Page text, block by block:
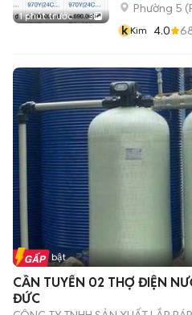
1 phút trước 3
Phường 5 (
k Kim 4.0
Tin nổi bật
CẦN TUYỂN 02 THỢ ĐIỆN
ĐỨC